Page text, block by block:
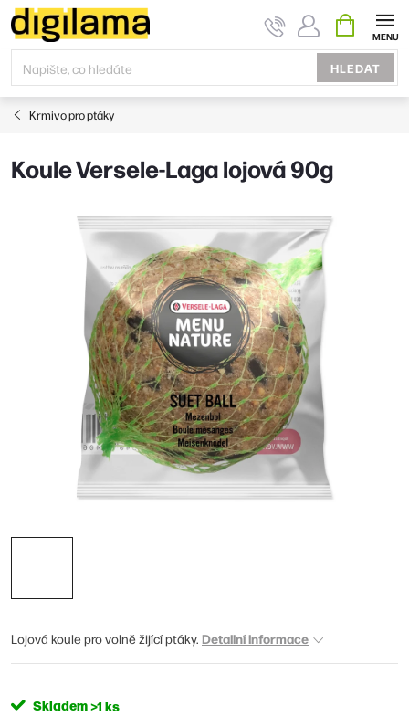
Přejít
na
obsah
HLEDAT
KOŠÍK
Krmivo pro ptáky
Koule Versele-Laga lojová 90g
Lojová koule pro volně žijící ptáky. Detailní informace
Skladem>1 ks